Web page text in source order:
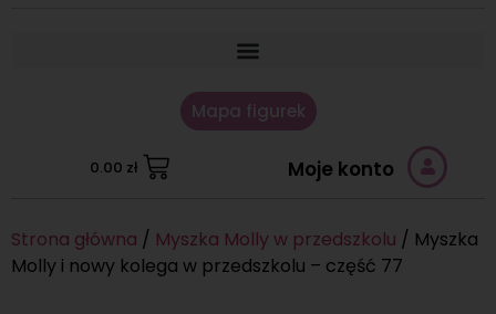
Mapa figurek
0.00 zł Moje konto
Strona główna / Myszka Molly w przedszkolu / Myszka
Molly i nowy kolega w przedszkolu – część 77